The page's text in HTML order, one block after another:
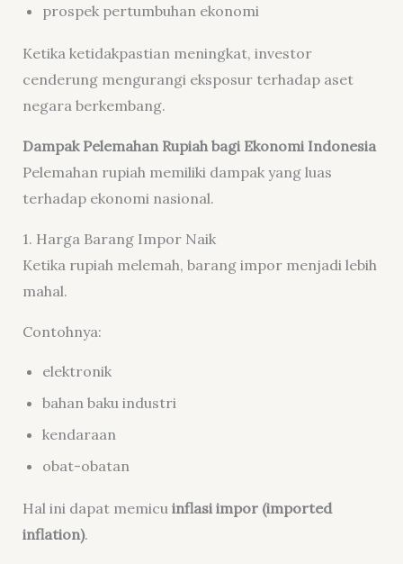
prospek pertumbuhan ekonomi
Ketika ketidakpastian meningkat, investor
cenderung mengurangi eksposur terhadap aset
negara berkembang.
Dampak Pelemahan Rupiah bagi Ekonomi Indonesia
Pelemahan rupiah memiliki dampak yang luas
terhadap ekonomi nasional.
1. Harga Barang Impor Naik
Ketika rupiah melemah, barang impor menjadi lebih
mahal.
Contohnya:
elektronik
bahan baku industri
kendaraan
obat-obatan
Hal ini dapat memicu inflasi impor (imported
inflation).